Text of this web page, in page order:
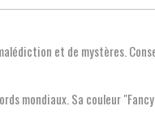
et de mystères.
mondiaux. Sa couleur